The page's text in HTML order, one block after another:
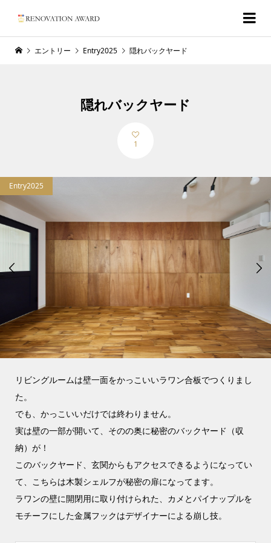
エントリー Entry2025 隠れバックヤード
隠れバックヤード
1

Entry2025

リビングルームは壁一面をかっこいいラワン合板でつくりまし
た。
でも、かっこいいだけでは終わりません。
実は壁の一部が開いて、そのの奥に秘密のバックヤード（収
納）が！
このバックヤード、玄関からもアクセスできるようになってい
て、こちらは木製シェルフが秘密の扉になってます。
ラワンの壁に開閉用に取り付けられた、カメとパイナップルを
モチーフにした金属フックはデザイナーによる崩し技。